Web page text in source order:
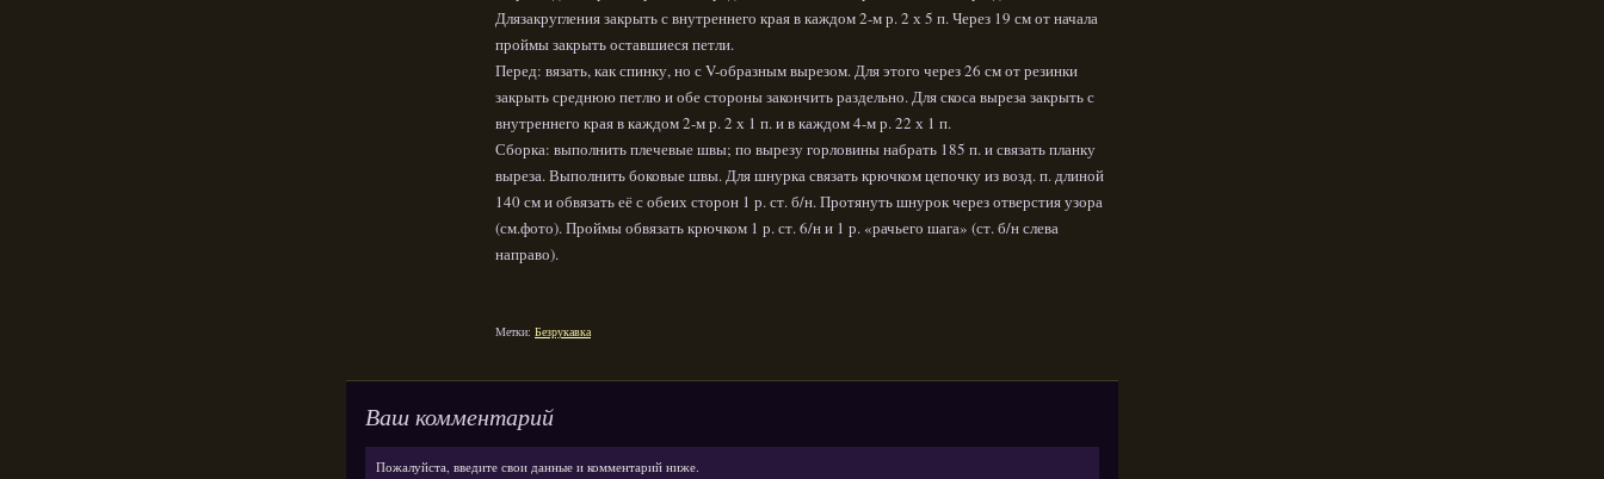
Длязакругления закрыть с внутреннего края в каждом 2-м р. 2 х 5 п. Через 19 см от начала
проймы закрыть оставшиеся петли.
Перед: вязать, как спинку, но с V-образным вырезом. Для этого через 26 см от резинки
закрыть среднюю петлю и обе стороны закончить раздельно. Для скоса выреза закрыть с
внутреннего края в каждом 2-м р. 2 х 1 п. и в каждом 4-м р. 22 х 1 п.
Сборка: выполнить плечевые швы; по вырезу горловины набрать 185 п. и связать планку
выреза. Выполнить боковые швы. Для шнурка связать крючком цепочку из возд. п. длиной
140 см и обвязать её с обеих сторон 1 р. ст. б/н. Протянуть шнурок через отверстия узора
(см.фото). Проймы обвязать крючком 1 р. ст. 6/н и 1 р. «рачьего шага» (ст. б/н слева
направо).
Метки: Безрукавка
Ваш комментарий
Пожалуйста, введите свои данные и комментарий ниже.